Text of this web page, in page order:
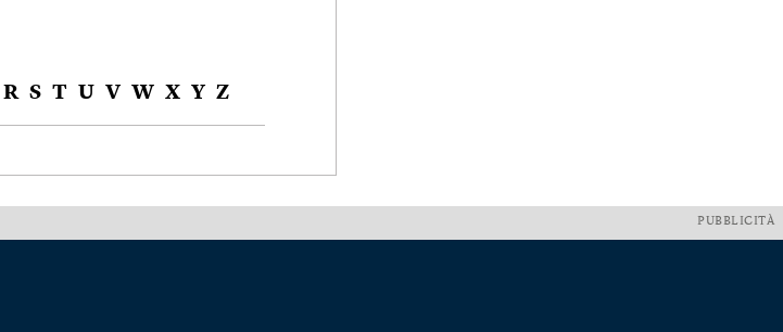
R S T U V W X Y Z
PUBBLICITÀ